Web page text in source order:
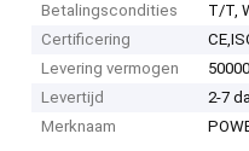
Betalingscondities
T/T,
Certificering
Levering vermogen
Levertijd
2-7
Merknaam